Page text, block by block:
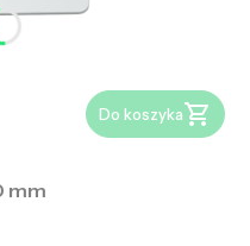
Do koszyka
mm